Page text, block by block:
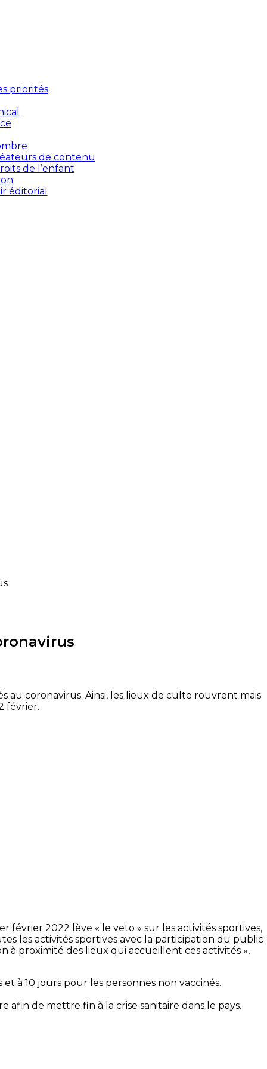
priorités
de contenu
de l’enfant
éditorial
au coronavirus. Ainsi, les lieux de culte rouvrent mais
février.
2022 lève « le veto » sur les activités sportives,
les activités sportives avec la participation du public
à proximité des lieux qui accueillent ces activités »,
à 10 jours pour les personnes non vaccinés.
de mettre fin à la crise sanitaire dans le pays.